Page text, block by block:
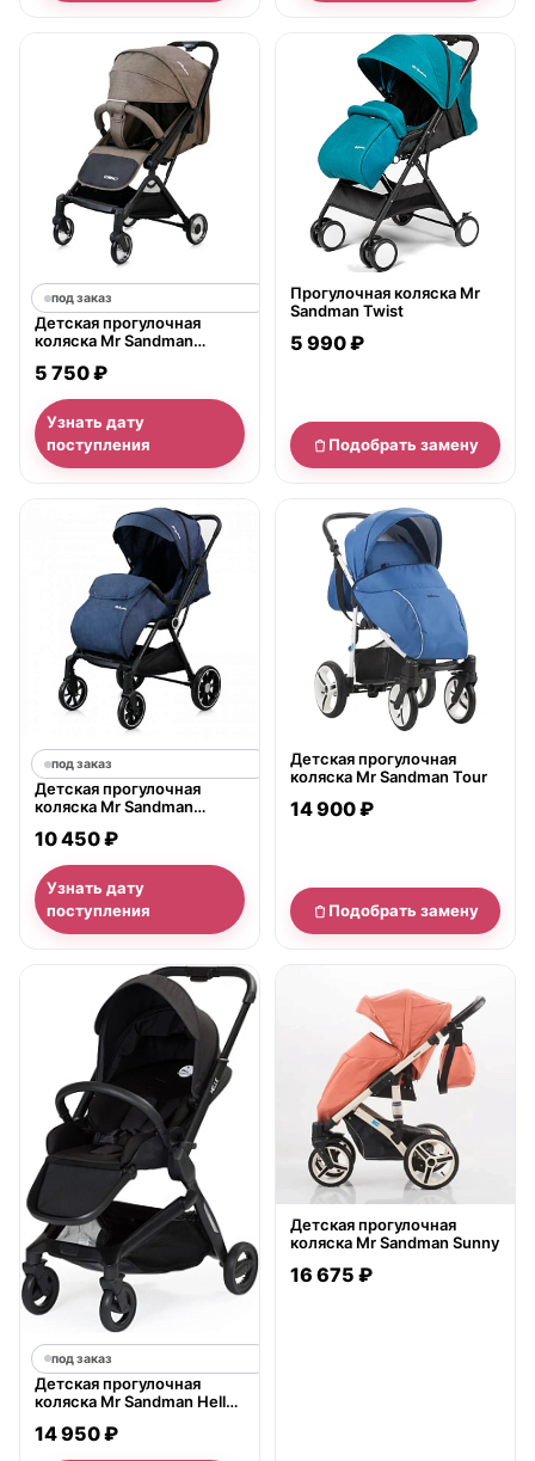
под заказ
Детская прогулочная
коляска Mr Sandman
5 750 ₽
Узнать дату
поступления
нет в продаже
Прогулочная коляска Mr
Sandman Twist
5 990 ₽
Подобрать замену
под заказ
Детская прогулочная
коляска Mr Sandman
10 450 ₽
Узнать дату
поступления
нет в продаже
Детская прогулочная
коляска Mr Sandman Tour
14 900 ₽
Подобрать замену
под заказ
Детская прогулочная
коляска Mr Sandman Helle
14 950 ₽
Детская прогулочная
коляска Mr Sandman Sunny
16 675 ₽